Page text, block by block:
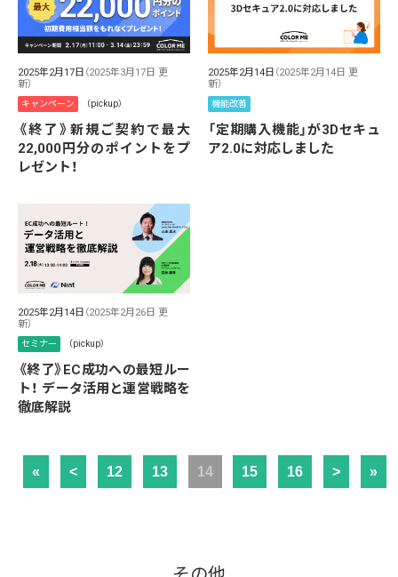
2025年2月17日 （2025年3月17日 更
新）
キャンペーン （pickup）
《終了》新規ご契約で最大
22,000円分のポイントをプ
レゼント！
2025年2月14日 （2025年2月14日 更
新）
機能改善
「定期購入機能」が3Dセキュ
ア2.0に対応しました
2025年2月14日 （2025年2月26日 更
新）
セミナー （pickup）
《終了》EC成功への最短ルー
ト！ データ活用と運営戦略を
徹底解説
« < 12 13 14 15 16 > »